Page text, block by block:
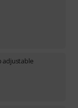
adjustable